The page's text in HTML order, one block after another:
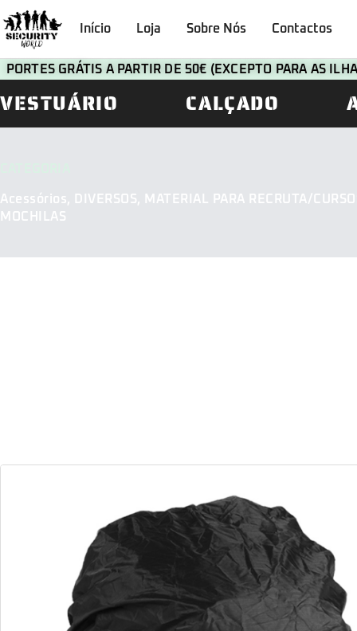
Início Loja Sobre Nós Contactos
PORTES GRÁTIS A PARTIR DE 50€ (EXCEPTO PARA AS
VESTUÁRIO CALÇADO
Acessórios, DIVERSOS,
MATERIAL PARA RECRUTA/
MOCHILAS